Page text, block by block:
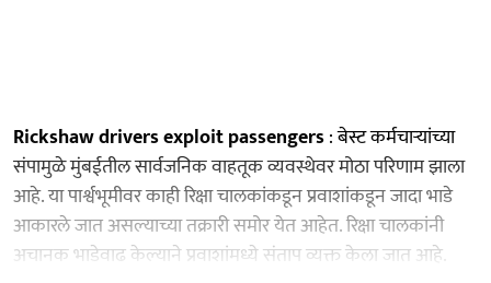
Rickshaw drivers exploit passengers: बेस्ट कर्मचाऱ्यांच्या
संपामुळे मुंबईतील सार्वजनिक वाहतूक व्यवस्थेवर मोठा परिणाम झाला
आहे. या पार्श्वभूमीवर काही रिक्षा चालकांकडून प्रवाशांकडून जादा भाडे
आकारले जात असल्याच्या तक्रारी समोर येत आहेत. रिक्षा चालकांनी
अचानक भाडेवाढ केल्याने प्रवाशांमध्ये संताप व्यक्त केला जात आहे.